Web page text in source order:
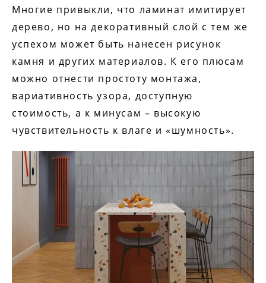
Многие привыкли, что ламинат имитирует
дерево, но на декоративный слой с тем же
успехом может быть нанесен рисунок
камня и других материалов. К его плюсам
можно отнести простоту монтажа,
вариативность узора, доступную
стоимость, а к минусам – высокую
чувствительность к влаге и «шумность».